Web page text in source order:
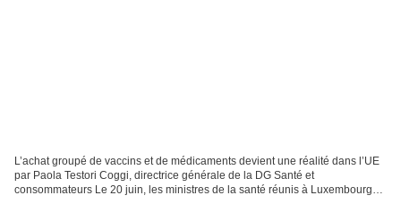
L’achat groupé de vaccins et de médicaments devient une réalité dans l’UE
par Paola Testori Coggi, directrice générale de la DG Santé et
consommateurs Le 20 juin, les ministres de la santé réunis à Luxembourg